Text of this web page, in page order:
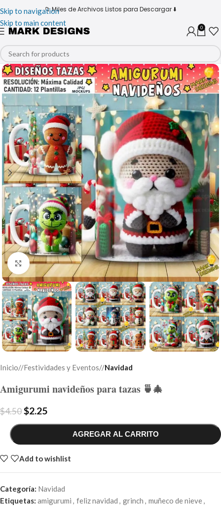
Skip to navigation
Skip to main content
📁 Miles de Archivos Listos para Descargar ⬇️
0
Click to enlarge
Inicio/ Festividades y Eventos/ Navidad
Amigurumi navideños para tazas 🍵🎄
$4.50$2.25
AGREGAR AL CARRITO
Add to wishlist
Categoría: Navidad
Etiquetas: amigurumi , feliz navidad , grinch , muñeco de nieve,